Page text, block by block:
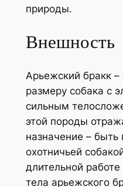
природы.
Внешность
Арьежский бракк –
размеру собака с
сильным
этой породы
назначение – быть
охотничьей
длительной
тела арьежского